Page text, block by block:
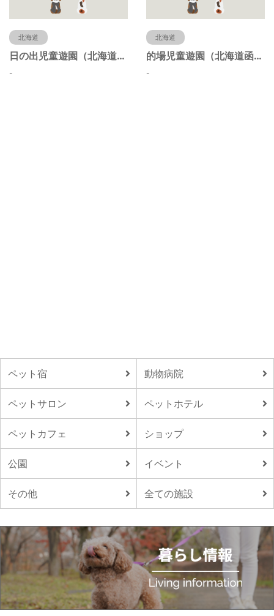
北海道
日の出児童遊園（北海道函館市）
-
北海道
的場児童遊園（北海道函館市）
-
ペット宿 動物病院
ペットサロン ペットホテル
ペットカフェ ショップ
公園 イベント
その他 全ての施設